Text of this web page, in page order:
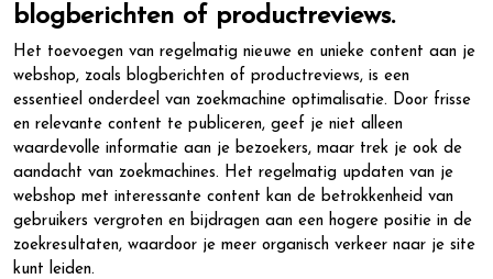
blogberichten of productreviews.
Het toevoegen van regelmatig nieuwe en unieke content aan je
webshop, zoals blogberichten of productreviews, is een
essentieel onderdeel van zoekmachine optimalisatie. Door frisse
en relevante content te publiceren, geef je niet alleen
waardevolle informatie aan je bezoekers, maar trek je ook de
aandacht van zoekmachines. Het regelmatig updaten van je
webshop met interessante content kan de betrokkenheid van
gebruikers vergroten en bijdragen aan een hogere positie in de
zoekresultaten, waardoor je meer organisch verkeer naar je site
kunt leiden.